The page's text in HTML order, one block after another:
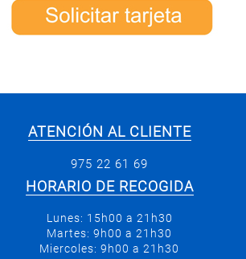
ATENCIÓN AL CLIENTE
975 22 61 69
HORARIO DE RECOGIDA
Lunes: 15h00 a 21h30
Martes: 9h00 a 21h30
Miercoles: 9h00 a 21h30